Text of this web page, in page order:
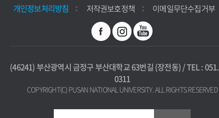
개인정보처리방침 저작권보호정책 이메일무단수집거부
(46241) 부산광역시 금정구 부산대학교 63번길 (장전동) / TEL :
0311
COPYRIGHT(C) PUSAN NATIONAL UNIVERSITY. ALL RIGHTS RESERVED